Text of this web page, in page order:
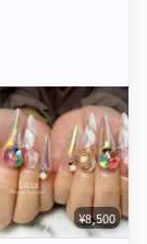
¥8,500